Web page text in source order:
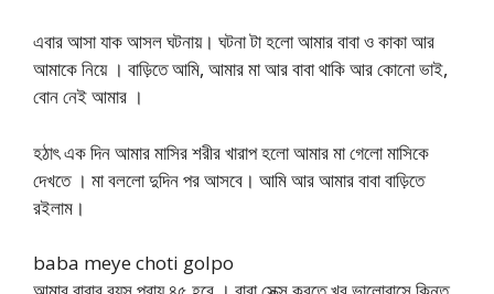
এবার আসা যাক আসল ঘটনায়। ঘটনা টা হলো আমার বাবা ও কাকা আর
আমাকে নিয়ে । বাড়িতে আমি, আমার মা আর বাবা থাকি আর কোনো ভাই,
বোন নেই আমার ।
হঠাৎ এক দিন আমার মাসির শরীর খারাপ হলো আমার মা গেলো মাসিকে
দেখতে । মা বললো দুদিন পর আসবে। আমি আর আমার বাবা বাড়িতে
রইলাম।
baba meye choti golpo